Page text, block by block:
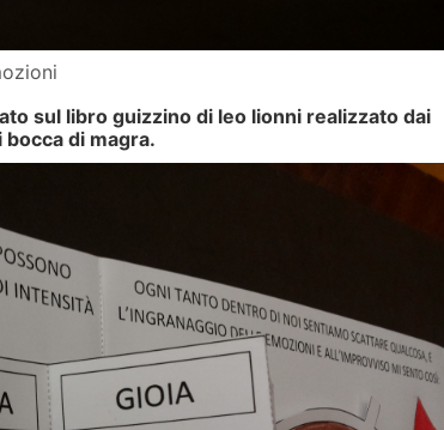
sul libro guizzino di leo lionni realizzato dai
di magra.